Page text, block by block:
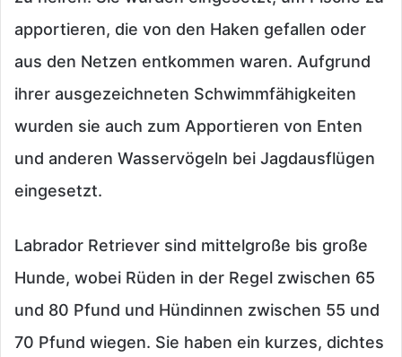
apportieren, die von den Haken gefallen oder
aus den Netzen entkommen waren. Aufgrund
ihrer ausgezeichneten Schwimmfähigkeiten
wurden sie auch zum Apportieren von Enten
und anderen Wasservögeln bei Jagdausflügen
eingesetzt.
Labrador Retriever sind mittelgroße bis große
Hunde, wobei Rüden in der Regel zwischen 65
und 80 Pfund und Hündinnen zwischen 55 und
70 Pfund wiegen. Sie haben ein kurzes, dichtes